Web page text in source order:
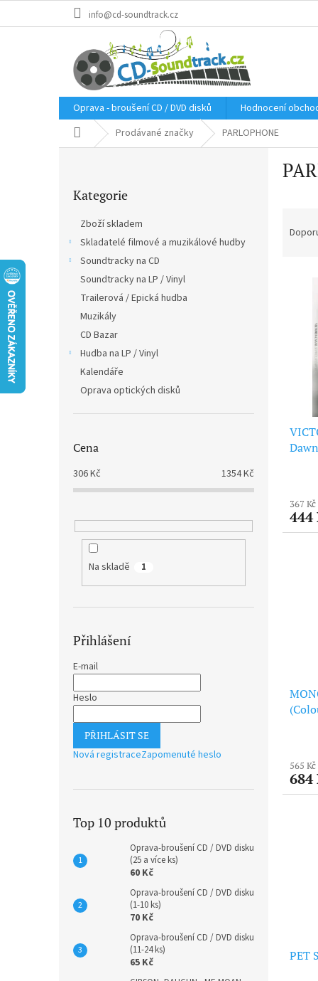
info@cd-soundtrack.cz
Oprava - broušení CD / DVD disků Hodnocení
Domů Prodávané značky PARLOPHONE
kategorie
Kategorie
Zboží skladem
Skladatelé filmové a muzikálové hudby
Soundtracky na CD
Soundtracky na LP / Vinyl
Trailerová / Epická hudba
Muzikály
CD Bazar
Hudba na LP / Vinyl
Kalendáře
Oprava optických disků
Cena
306Kč 1354Kč
Na skladě 1
Přihlášení
E-mail
Heslo
PŘIHLÁSIT SE
Nová registraceZapomenuté heslo
Top 10 produktů
Oprava-broušení CD / DVD disku
(25 a více ks)
60 Kč
Oprava-broušení CD / DVD disku
(1-10 ks)
70 Kč
Oprava-broušení CD / DVD disku
(11-24 ks)
65 Kč
367
444
565
684
PET